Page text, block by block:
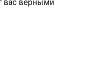
вас верными